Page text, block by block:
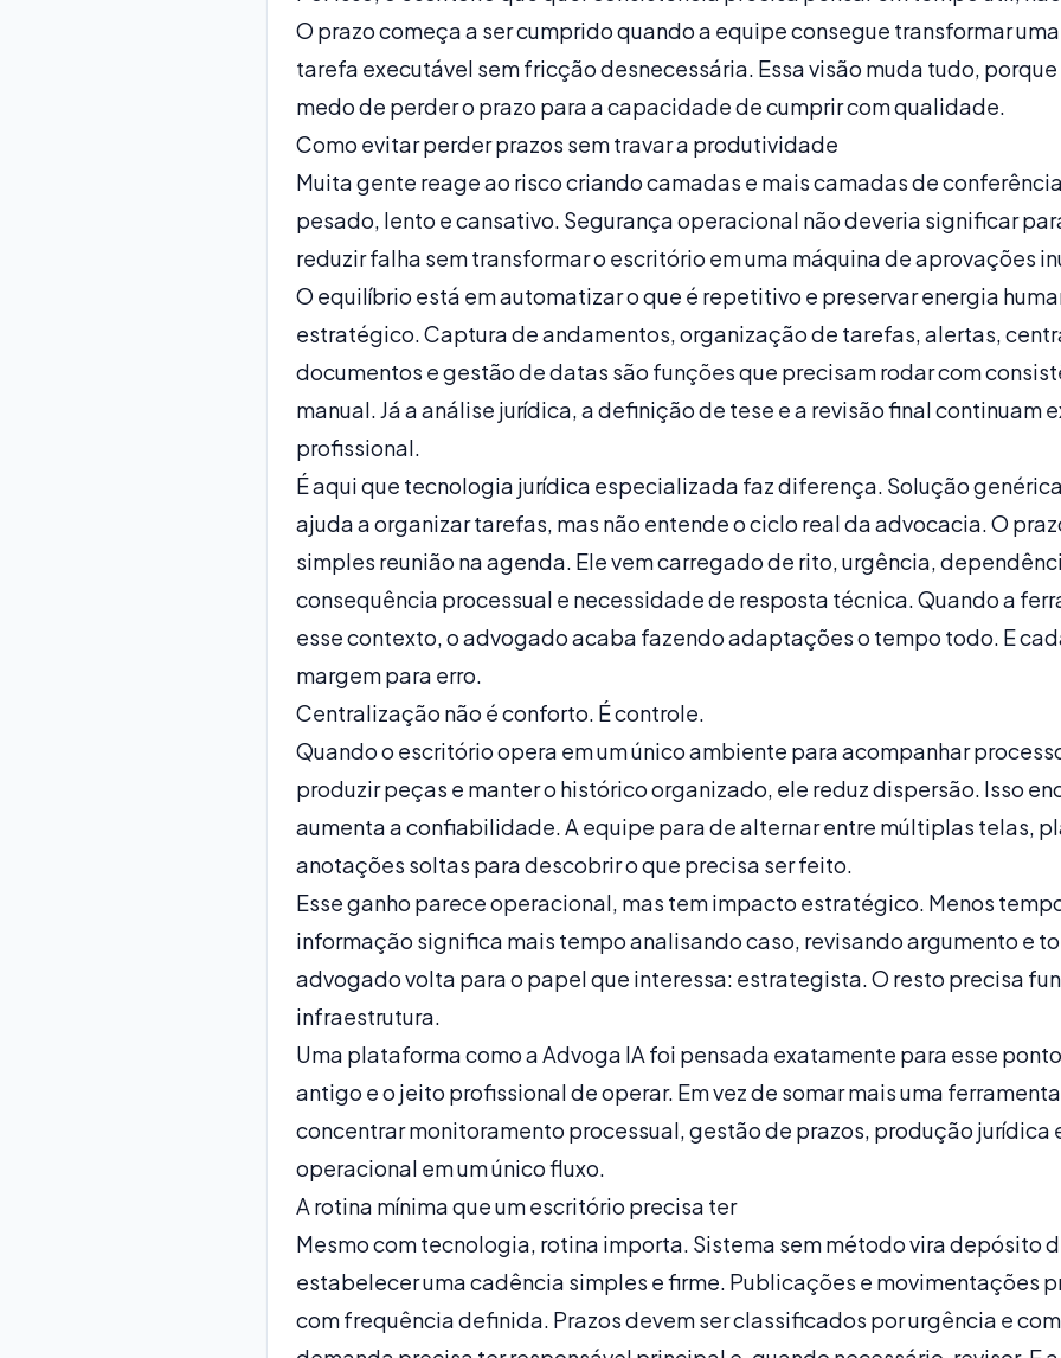
O prazo começa a ser cumprido quando a equipe consegue transformar
tarefa executável sem fricção desnecessária. Essa visão muda tudo,
medo de perder o prazo para a capacidade de cumprir com qualidade.
Como evitar perder prazos sem travar a produtividade
Muita gente reage ao risco criando camadas e mais camadas de
pesado, lento e cansativo. Segurança operacional não deveria significar
reduzir falha sem transformar o escritório em uma máquina de aprovações
O equilíbrio está em automatizar o que é repetitivo e preservar energia
estratégico. Captura de andamentos, organização de tarefas, alertas,
documentos e gestão de datas são funções que precisam rodar com
manual. Já a análise jurídica, a definição de tese e a revisão final continuam
profissional.
É aqui que tecnologia jurídica especializada faz diferença. Solução
ajuda a organizar tarefas, mas não entende o ciclo real da advocacia. O
simples reunião na agenda. Ele vem carregado de rito, urgência,
consequência processual e necessidade de resposta técnica. Quando a
esse contexto, o advogado acaba fazendo adaptações o tempo todo. E
margem para erro.
Centralização não é conforto. É controle.
Quando o escritório opera em um único ambiente para acompanhar
produzir peças e manter o histórico organizado, ele reduz dispersão. Isso
aumenta a confiabilidade. A equipe para de alternar entre múltiplas telas,
anotações soltas para descobrir o que precisa ser feito.
Esse ganho parece operacional, mas tem impacto estratégico. Menos
informação significa mais tempo analisando caso, revisando argumento e
advogado volta para o papel que interessa: estrategista. O resto precisa
infraestrutura.
Uma plataforma como a Advoga IA foi pensada exatamente para esse
antigo e o jeito profissional de operar. Em vez de somar mais uma
concentrar monitoramento processual, gestão de prazos, produção jurídica
operacional em um único fluxo.
A rotina mínima que um escritório precisa ter
Mesmo com tecnologia, rotina importa. Sistema sem método vira depósito
estabelecer uma cadência simples e firme. Publicações e movimentações
com frequência definida. Prazos devem ser classificados por urgência e